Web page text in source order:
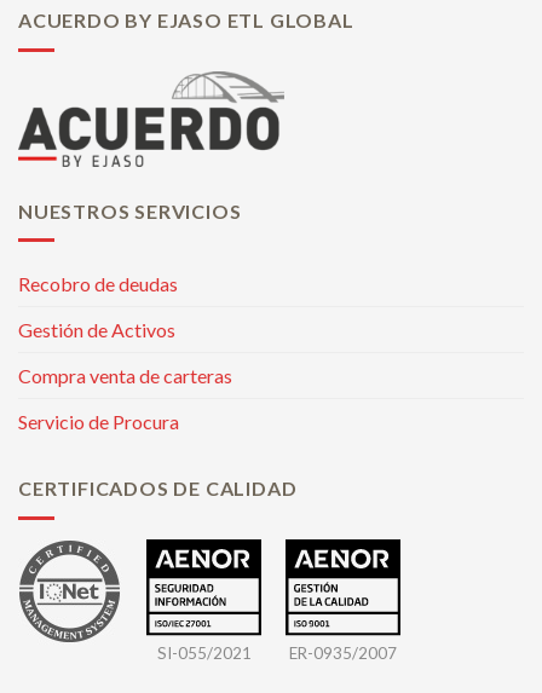
ACUERDO BY EJASO ETL GLOBAL
NUESTROS SERVICIOS
Recobro de deudas
Gestión de Activos
Compra venta de carteras
Servicio de Procura
CERTIFICADOS DE CALIDAD
SI-055/2021 ER-0935/2007